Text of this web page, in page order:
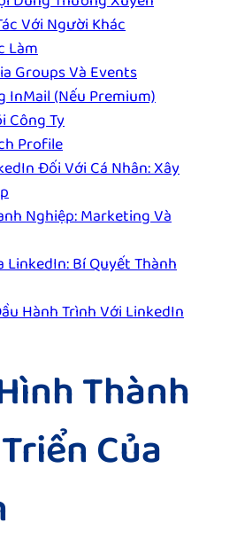
Với Người Khác
Làm
Groups Và Events
InMail (Nếu Premium)
Công Ty
Profile
Đối Với Cá Nhân: Xây
Nghiệp: Marketing Và
LinkedIn: Bí Quyết Thành
Hành Trình Với LinkedIn
Thành
Của